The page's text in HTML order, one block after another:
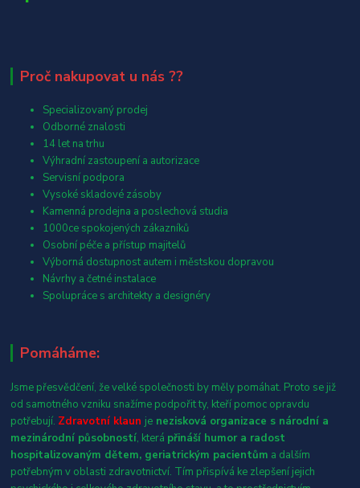
Proč nakupovat u nás ??
Specializovaný prodej
Odborné znalosti
14 let na trhu
Výhradní zastoupení a autorizace
Servisní podpora
Vysoké skladové zásoby
Kamenná prodejna a poslechová studia
1000ce spokojených zákazníků
Osobní péče a přístup majitelů
Výborná dostupnost autem i městskou dopravou
Návrhy a četné instalace
Spolupráce s architekty a designéry
Pomáháme:
Jsme přesvědčení, že velké společnosti by měly pomáhat. Proto se již
od samotného vzniku snažíme podpořit ty, kteří pomoc opravdu
potřebují. Zdravotní klaun je nezisková organizace s národní a
mezinárodní působností, která přináší humor a radost
hospitalizovaným dětem, geriatrickým pacientům a dalším
potřebným v oblasti zdravotnictví. Tím přispívá ke zlepšení jejich